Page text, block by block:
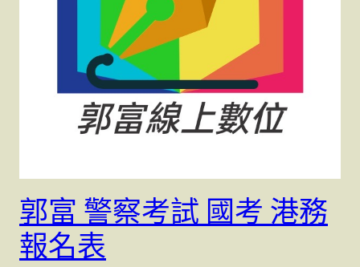
郭富 警察考試 國考 港務
報名表